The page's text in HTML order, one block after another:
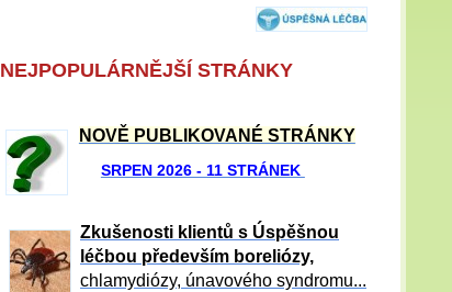
NEJPOPULÁRNĚJŠÍ STRÁNKY
NOVĚ PUBLIKOVANÉ STRÁNKY
SRPEN 2026 - 11 STRÁNEK
Zkušenosti klientů s Úspěšnou
léčbou především boreliózy,
chlamydiózy, únavového syndromu...